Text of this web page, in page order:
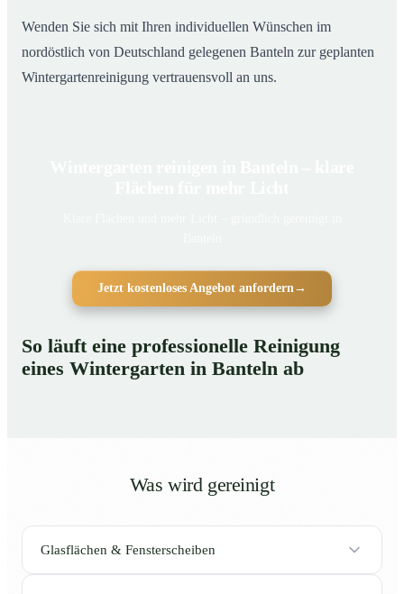
Wenden Sie sich mit Ihren individuellen Wünschen im
nordöstlich von Deutschland gelegenen Banteln zur geplanten
Wintergartenreinigung vertrauensvoll an uns.
Jetzt kostenloses Angebot anfordern→
So läuft eine professionelle Reinigung
eines Wintergarten in Banteln ab
Was wird gereinigt
Glasflächen & Fensterscheiben